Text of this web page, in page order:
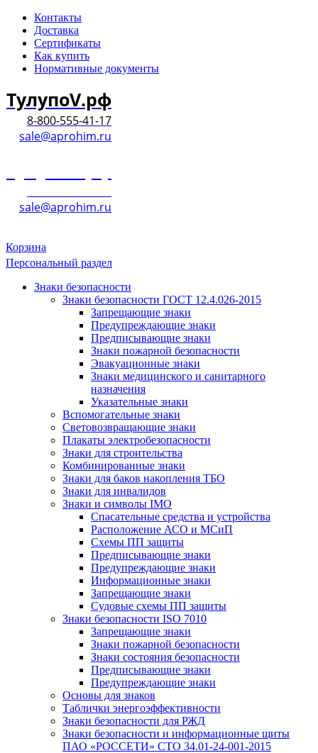
Контакты
Доставка
Сертификаты
Как купить
Нормативные документы
ТулупоV.рф
8-800-555-41-17
sale@aprohim.ru
sale@aprohim.ru
Корзина
Персональный раздел
Знаки безопасности
Знаки безопасности ГОСТ 12.4.026-2015
Запрещающие знаки
Предупреждающие знаки
Предписывающие знаки
Знаки пожарной безопасности
Эвакуационные знаки
Знаки медицинского и санитарного
назначения
Указательные знаки
Вспомогательные знаки
Световозвращающие знаки
Плакаты электробезопасности
Знаки для строительства
Комбинированные знаки
Знаки для баков накопления ТБО
Знаки для инвалидов
Знаки и символы IMO
Спасательные средства и устройства
Расположение АСО и МСиП
Схемы ПП защиты
Предписывающие знаки
Предупреждающие знаки
Информационные знаки
Запрещающие знаки
Судовые схемы ПП защиты
Знаки безопасности ISO 7010
Запрещающие знаки
Знаки пожарной безопасности
Знаки состояния безопасности
Предписывающие знаки
Предупреждающие знаки
Основы для знаков
Таблички энергоэффективности
Знаки безопасности для РЖД
Знаки безопасности и информационные щиты
ПАО «РОССЕТИ» СТО 34.01-24-001-2015